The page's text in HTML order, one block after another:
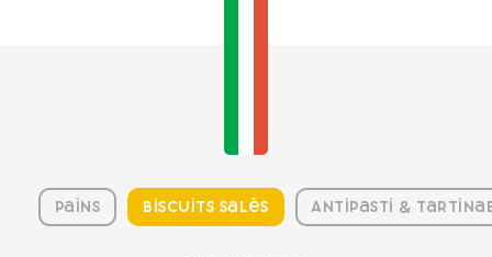
Pains Biscuits salés Antipasti &